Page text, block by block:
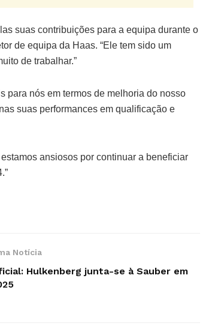
suas contribuições para a equipa durante o
de equipa da Haas. “Ele tem sido um
de trabalhar.”
para nós em termos de melhoria do nosso
suas performances em qualificação e
ansiosos por continuar a beneficiar
Notícia
Hulkenberg junta-se à Sauber em